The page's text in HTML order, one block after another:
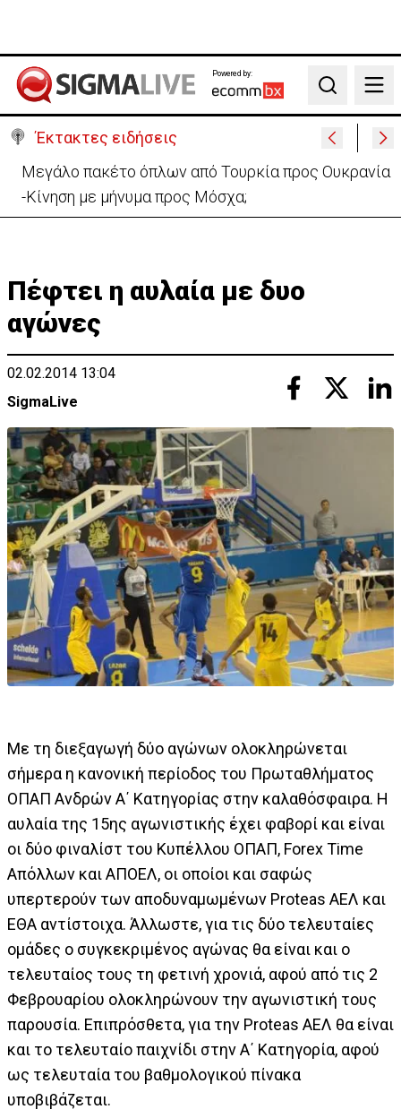
Powered by:
Search
Έκτακτες ειδήσεις
Μεγάλο πακέτο όπλων από Τουρκία προς Ουκρανία
-Κίνηση με μήνυμα προς Μόσχα;
Πέφτει η αυλαία με δυο
αγώνες
02.02.2014 13:04
SigmaLive
Με τη διεξαγωγή δύο αγώνων ολοκληρώνεται
σήμερα η κανονική περίοδος του Πρωταθλήματος
ΟΠΑΠ Ανδρών Α΄ Κατηγορίας στην καλαθόσφαιρα. Η
αυλαία της 15ης αγωνιστικής έχει φαβορί και είναι
οι δύο φιναλίστ του Κυπέλλου ΟΠΑΠ, Forex Time
Απόλλων και ΑΠΟΕΛ, οι οποίοι και σαφώς
υπερτερούν των αποδυναμωμένων Proteas ΑΕΛ και
ΕΘΑ αντίστοιχα. Άλλωστε, για τις δύο τελευταίες
ομάδες ο συγκεκριμένος αγώνας θα είναι και ο
τελευταίος τους τη φετινή χρονιά, αφού από τις 2
Φεβρουαρίου ολοκληρώνουν την αγωνιστική τους
παρουσία. Επιπρόσθετα, για την Proteas ΑΕΛ θα είναι
και το τελευταίο παιχνίδι στην Α΄ Κατηγορία, αφού
ως τελευταία του βαθμολογικού πίνακα
υποβιβάζεται.